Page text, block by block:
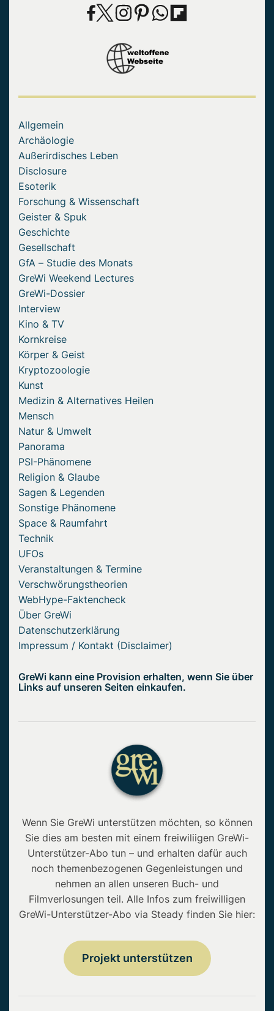
Allgemein
Archäologie
Außerirdisches Leben
Disclosure
Esoterik
Forschung & Wissenschaft
Geister & Spuk
Geschichte
Gesellschaft
GfA – Studie des Monats
GreWi Weekend Lectures
GreWi-Dossier
Interview
Kino & TV
Kornkreise
Körper & Geist
Kryptozoologie
Kunst
Medizin & Alternatives Heilen
Mensch
Natur & Umwelt
Panorama
PSI-Phänomene
Religion & Glaube
Sagen & Legenden
Sonstige Phänomene
Space & Raumfahrt
Technik
UFOs
Veranstaltungen & Termine
Verschwörungstheorien
WebHype-Faktencheck
Über GreWi
Datenschutzerklärung
Impressum / Kontakt (Disclaimer)
GreWi kann eine Provision erhalten, wenn Sie über
Links auf unseren Seiten einkaufen.
Wenn Sie GreWi unterstützen möchten, so können
Sie dies am besten mit einem freiwiliigen GreWi-
Unterstützer-Abo tun – und erhalten dafür auch
noch themenbezogenen Gegenleistungen und
nehmen an allen unseren Buch- und
Filmverlosungen teil. Alle Infos zum freiwilligen
GreWi-Unterstützer-Abo via Steady finden Sie hier:
Projekt unterstützen